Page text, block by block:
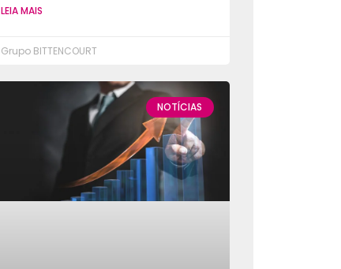
LEIA MAIS
Grupo BITTENCOURT
NOTÍCIAS